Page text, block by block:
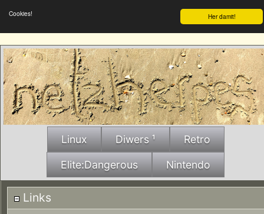
Her damit!
Cookies!
Linux Diwers ¹ Retro
Elite:Dangerous Nintendo
Links